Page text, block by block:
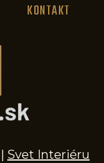
KONTAKT
| Svet Interiéru